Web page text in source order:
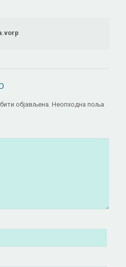
објављена. Неопходна поља